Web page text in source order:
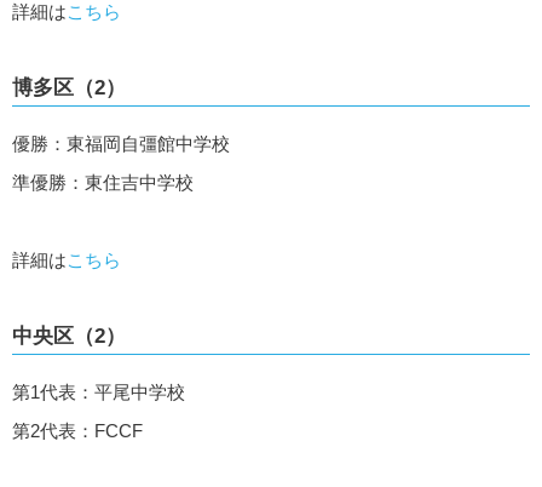
詳細はこちら
博多区（2）
優勝：東福岡自彊館中学校
準優勝：東住吉中学校
詳細はこちら
中央区（2）
第1代表：平尾中学校
第2代表：FCCF